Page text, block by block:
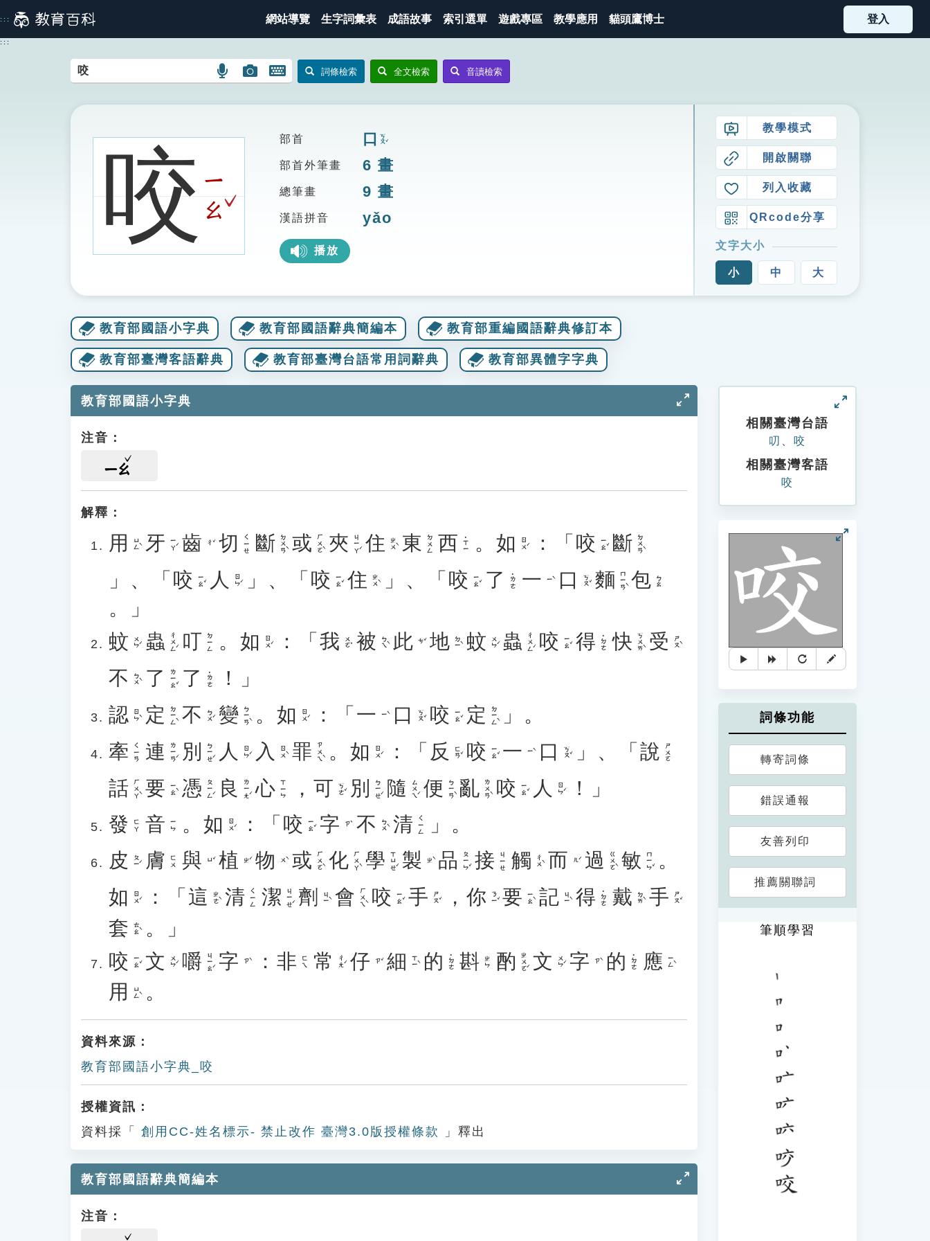
到
主
::: 網站導覽 生字詞彙表 成語故事 索引選單 遊戲專區 教學應用 貓頭鷹博士 登入
:::
語
搜
圖
圖
搜
開
鍵
圖
詞條檢索 全文檢索 音讀檢索
咬ㄧ
ㄠ
ˇ
部首 口 ㄎㄡˇ
部首外筆畫 6 畫
總筆畫 9 畫
漢語拼音 yǎo
播放
教學模式
開啟關聯
列入收藏
QRcode分享
文字大小
小 中 大
教育部國語小字典 教育部國語辭典簡編本 教育部重編國語辭典修訂本
教育部臺灣客語辭典 教育部臺灣台語常用詞辭典 教育部異體字字典
教育部國語小字典
注音：
ㄧㄠ
解釋：
用 ㄩㄥˋ 牙 ㄧㄚˊ 齒 ㄔˇ 切 ㄑㄧㄝ 斷 ㄉㄨㄢˋ 或 ㄏㄨㄛˋ 夾 ㄐㄧㄚˊ 住 ㄓㄨˋ 東 ㄉㄨㄥ 西 ˙ㄒㄧ 。如 ㄖㄨˊ ：「 咬 ㄧㄠˇ 斷 ㄉㄨㄢˋ
」、「 咬 ㄧㄠˇ 人 ㄖㄣˊ 」、「 咬 ㄧㄠˇ 住 ㄓㄨˋ 」、「 咬 ㄧㄠˇ 了 ˙ㄌㄜ 一 ㄧˋ 口 ㄎㄡˇ 麵 ㄇㄧㄢˋ 包 ㄅㄠ
。」
蚊 ㄨㄣˊ 蟲 ㄔㄨㄥˊ 叮 ㄉㄧㄥ 。 如 ㄖㄨˊ ：「 我 ㄨㄛˇ 被 ㄅㄟˋ 此 ㄘˇ 地 ㄉㄧˋ 蚊 ㄨㄣˊ 蟲 ㄔㄨㄥˊ 咬 ㄧㄠˇ 得 ˙ㄉㄜ 快 ㄎㄨㄞˋ 受 ㄕㄡˋ
不 ㄅㄨˋ 了 ㄌㄧㄠˇ 了 ˙ㄌㄜ
！」
認 ㄖㄣˋ 定 ㄉㄧㄥˋ 不 ㄅㄨˊ 變 ㄅㄧㄢˋ 。 如 ㄖㄨˊ ：「 一 ㄧˋ 口 ㄎㄡˇ 咬 ㄧㄠˇ 定 ㄉㄧㄥˋ
」。
牽 ㄑㄧㄢ 連 ㄌㄧㄢˊ 別 ㄅㄧㄝˊ 人 ㄖㄣˊ 入 ㄖㄨˋ 罪 ㄗㄨㄟˋ 。 如 ㄖㄨˊ ：「 反 ㄈㄢˇ 咬 ㄧㄠˇ 一 ㄧˋ 口 ㄎㄡˇ 」、「說 ㄕㄨㄛ
話 ㄏㄨㄚˋ 要 ㄧㄠˋ 憑 ㄆㄧㄥˊ 良 ㄌㄧㄤˊ 心 ㄒㄧㄣ ， 可 ㄎㄜˇ 別 ㄅㄧㄝˊ 隨 ㄙㄨㄟˊ 便 ㄅㄧㄢˋ 亂 ㄌㄨㄢˋ 咬 ㄧㄠˇ 人 ㄖㄣˊ
！」
發 ㄈㄚ 音 ㄧㄣ 。 如 ㄖㄨˊ ：「 咬 ㄧㄠˇ 字 ㄗˋ 不 ㄅㄨˋ 清 ㄑㄧㄥ
」。
皮 ㄆㄧˊ 膚 ㄈㄨ 與 ㄩˇ 植 ㄓˊ 物 ㄨˋ 或 ㄏㄨㄛˋ 化 ㄏㄨㄚˋ 學 ㄒㄩㄝˊ 製 ㄓˋ 品 ㄆㄧㄣˇ 接 ㄐㄧㄝ 觸 ㄔㄨˋ 而 ㄦˊ 過 ㄍㄨㄛˋ 敏 ㄇㄧㄣˇ 。
如 ㄖㄨˊ ：「 這 ㄓㄜˋ 清 ㄑㄧㄥ 潔 ㄐㄧㄝˊ 劑 ㄐㄧˋ 會 ㄏㄨㄟˋ 咬 ㄧㄠˇ 手 ㄕㄡˇ ， 你 ㄋㄧˇ 要 ㄧㄠˋ 記 ㄐㄧˋ 得 ˙ㄉㄜ 戴 ㄉㄞˋ 手 ㄕㄡˇ
套 ㄊㄠˋ 。」
咬 ㄧㄠˇ 文 ㄨㄣˊ 嚼 ㄐㄧㄠˊ 字 ㄗˋ ： 非 ㄈㄟ 常 ㄔㄤˊ 仔 ㄗˇ 細 ㄒㄧˋ 的 ˙ㄉㄜ 斟 ㄓㄣ 酌 ㄓㄨㄛˊ 文 ㄨㄣˊ 字 ㄗˋ 的 ˙ㄉㄜ 應 ㄧㄥˋ
用 ㄩㄥˋ 。
資料來源：
教育部國語小字典_咬
授權資訊：
資料採「
創用CC-姓名標示- 禁止改作 臺灣3.0版授權條款 」釋出
教育部國語辭典簡編本
注音：
相關臺灣台語
叨 咬
相關臺灣客語
咬
詞條功能
轉寄詞條
錯誤通報
友善列印
推薦關聯詞
筆順學習